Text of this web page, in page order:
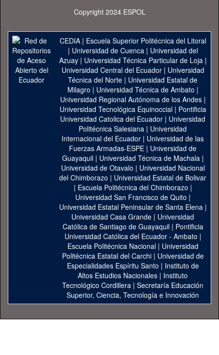
Copyright 2024 ESPOL
CEDIA| Escuela Superior Politécnica del Litoral
| Universidad de Cuenca| Universidad del
Azuay| Universidad Técnica Particular de Loja|
Universidad Central del Ecuador| Universidad
Técnica del Norte | Universidad Estatal de
Milagro | Universidad Técnica de Ambato |
Universidad Regional Autónoma de los Andes|
Universidad Tecnológica Equinoccial| Pontificia
Universidad Catolica del Ecuador | Universidad
Politécnica Salesiana | Universidad
Internacional del Ecuador | Universidad de las
Fuerzas Armadas-ESPE | Universidad de
Guayaquil| Universidad Técnica de Machala|
Universidad de Otavalo | Universidad Nacional
del Chimborazo | Universidad Estatal de Bolivar
| Escuela Politécnica del Chimborazo |
Universidad San Francisco de Quito |
Universidad Estatal Peninsular de Santa Elena|
Universidad Casa Grande | Universidad
Católica de Santiago de Guayaquil| Pontificia
Universidad Católica del Ecuador - Ambato |
Escuela Politécnica Nacional| Universidad
Politécnica Estatal del Carchi| Universidad de
Especialidades Espíritu Santo | Instituto de
Altos Estudios Nacionales | Instituto
Tecnológico Cordillera | Secretaría Educación
Superior, Ciencia, Tecnología e Innovación